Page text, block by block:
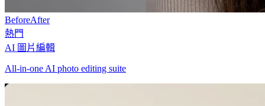
BeforeAfter
熱門
AI 圖片編輯
All-in-one AI photo editing suite